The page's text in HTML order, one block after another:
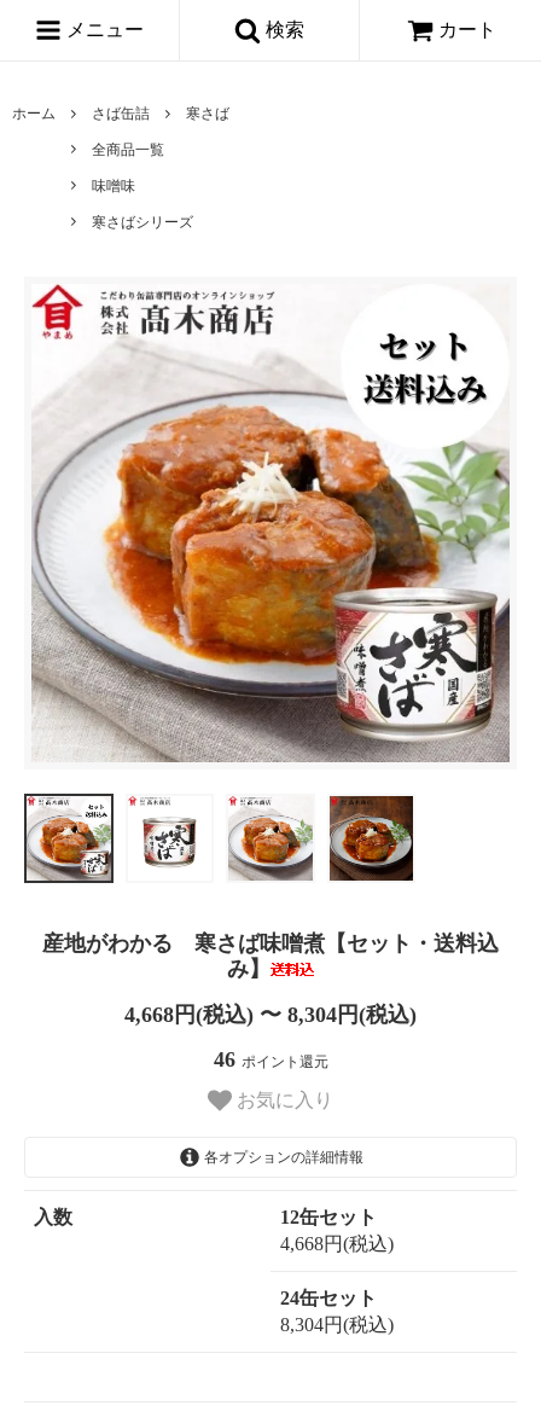
メニュー 検索 カート
ホーム さば缶詰 寒さば
全商品一覧
味噌味
寒さばシリーズ
産地がわかる 寒さば味噌煮【セット・送料込
み】
4,668円(税込) 〜 8,304円(税込)
46 ポイント還元
お気に入り
各オプションの詳細情報
入数
12缶セット
4,668円(税込)
24缶セット
8,304円(税込)